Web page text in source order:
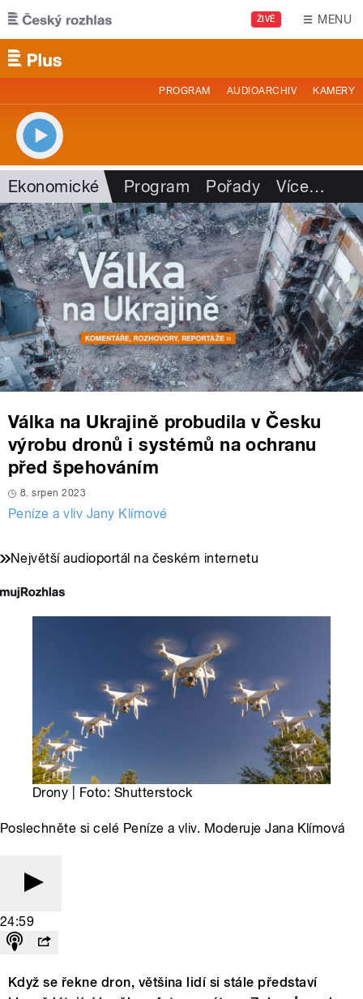
Přejít k hlavnímu obsahu
ŽIVĚ MENU
PROGRAM AUDIOARCHIV KAMERY
Ekonomické Program Pořady Více…
Válka na Ukrajině probudila v Česku
výrobu dronů i systémů na ochranu
před špehováním
8. srpen 2023
Peníze a vliv Jany Klímové
Největší audioportál na českém internetu
Drony | Foto: Shutterstock
Poslechněte si celé Peníze a vliv. Moderuje Jana Klímová
24:59
Když se řekne dron, většina lidí si stále představí